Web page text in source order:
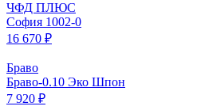
ЧФД ПЛЮС
София 1002-0
16 670 ₽
Браво
Браво-0.10 Эко Шпон
7 920 ₽